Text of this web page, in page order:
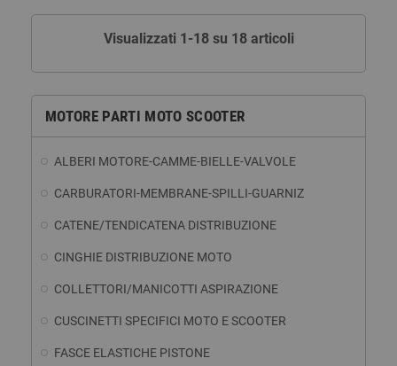
MOTORE PARTI MOTO SCOOTER
ALBERI MOTORE-CAMME-BIELLE-VALVOLE
CARBURATORI-MEMBRANE-SPILLI-GUARNIZ
CATENE/TENDICATENA DISTRIBUZIONE
CINGHIE DISTRIBUZIONE MOTO
COLLETTORI/MANICOTTI ASPIRAZIONE
CUSCINETTI SPECIFICI MOTO E SCOOTER
FASCE ELASTICHE PISTONE
Visualizzati 1-18 su 18 articoli